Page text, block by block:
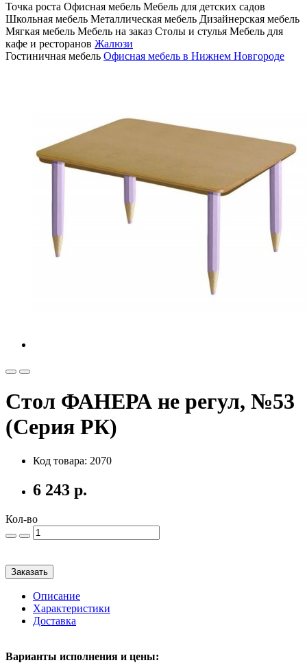
Точка роста Офисная мебель Мебель для детских садов
Школьная мебель Металлическая мебель Дизайнерская мебель
Мягкая мебель Мебель на заказ Столы и стулья Мебель для
кафе и ресторанов Жалюзи
Гостиничная мебель Офисная мебель в Нижнем Новгороде
Стол ФАНЕРА не регул, №53
(Серия РК)
Код товара: 2070
6 243 р.
Кол-во
Заказать
Описание
Характеристики
Доставка
Варианты исполнения и цены: